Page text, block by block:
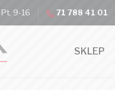
Pt. 9-16 71 788 41 01
SKLEP